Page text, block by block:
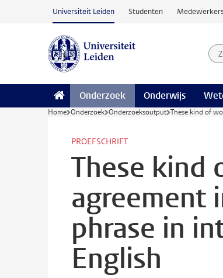
Ga naar hoofdinhoud
Universiteit Leiden Studenten
Onderzoek Onderwijs
Home Onderzoek Onderzoeksoutput These kind of
PROEFSCHRIFT
These kind
agreement
phrase in
English